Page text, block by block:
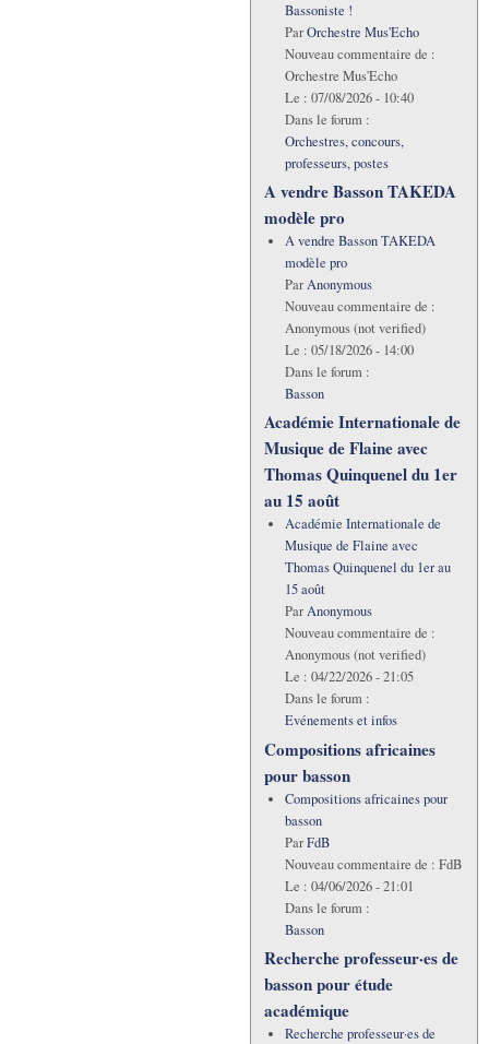
Bassoniste !
ParOrchestre Mus'Echo
Nouveau commentaire de :
Orchestre Mus'Echo
Le : 07/08/2026 - 10:40
Dans le forum :
Orchestres, concours,
professeurs, postes
A vendre Basson TAKEDA
modèle pro
A vendre Basson TAKEDA
modèle pro
ParAnonymous
Nouveau commentaire de :
Anonymous (not verified)
Le : 05/18/2026 - 14:00
Dans le forum :
Basson
Académie Internationale de
Musique de Flaine avec
Thomas Quinquenel du 1er
au 15 août
Académie Internationale de
Musique de Flaine avec
Thomas Quinquenel du 1er au
15 août
ParAnonymous
Nouveau commentaire de :
Anonymous (not verified)
Le : 04/22/2026 - 21:05
Dans le forum :
Evénements et infos
Compositions africaines
pour basson
Compositions africaines pour
basson
ParFdB
Nouveau commentaire de : FdB
Le : 04/06/2026 - 21:01
Dans le forum :
Basson
Recherche professeur·es de
basson pour étude
académique
Recherche professeur·es de